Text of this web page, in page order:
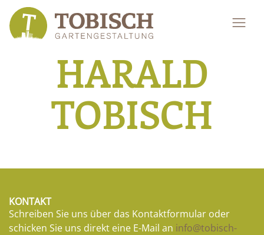
HARALD
TOBISCH
KONTAKT
Schreiben Sie uns über das Kontaktformular oder
schicken Sie uns direkt eine E-Mail an info@tobisch-